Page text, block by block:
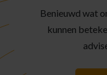
Benieuwd wat
kunnen